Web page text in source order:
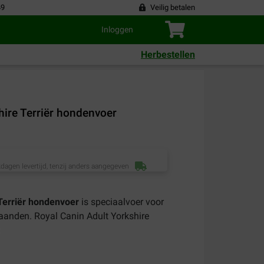
Veilig betalen
Inloggen
Herbestellen
Terriër hondenvoer
levertijd, tenzij anders aangegeven
hondenvoer is speciaalvoer voor
Royal Canin Adult Yorkshire